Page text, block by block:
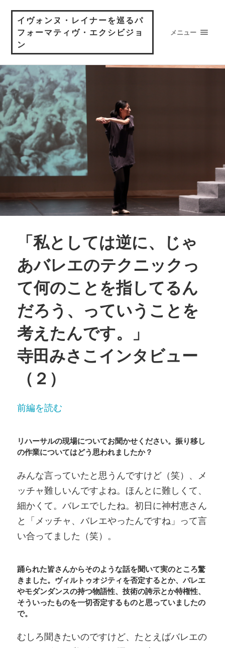
イヴォンヌ・レイナーを巡るパ
フォーマティヴ・エクシビジョ
ン
メニュー
「私としては逆に、じゃ
あバレエのテクニックっ
て何のことを指してるん
だろう、っていうことを
考えたんです。」
寺田みさこインタビュー
（２）
前編を読む
リハーサルの現場についてお聞かせください。振り移し
の作業についてはどう思われましたか？
みんな言っていたと思うんですけど（笑）、メ
ッチャ難しいんですよね。ほんとに難しくて、
細かくて。バレエでしたね。初日に神村恵さん
と「メッチャ、バレエやったんですね」って言
い合ってました（笑）。
踊られた皆さんからそのような話を聞いて実のところ驚
きました。ヴィルトゥオジティを否定するとか、バレエ
やモダンダンスの持つ物語性、技術の誇示とか特権性、
そういったものを一切否定するものと思っていましたの
で。
むしろ聞きたいのですけど、たとえばバレエの